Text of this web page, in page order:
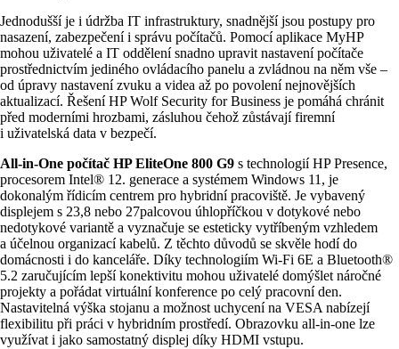
Jednodušší je i údržba IT infrastruktury, snadnější jsou postupy pro
nasazení, zabezpečení i správu počítačů. Pomocí aplikace MyHP
mohou uživatelé a IT oddělení snadno upravit nastavení počítače
prostřednictvím jediného ovládacího panelu a zvládnou na něm vše –
od úpravy nastavení zvuku a videa až po povolení nejnovějších
aktualizací. Řešení HP Wolf Security for Business je pomáhá chránit
před moderními hrozbami, zásluhou čehož zůstávají firemní
i uživatelská data v bezpečí.
All-in-One počítač HP EliteOne 800 G9 s technologií HP Presence,
procesorem Intel® 12. generace a systémem Windows 11, je
dokonalým řídicím centrem pro hybridní pracoviště. Je vybavený
displejem s 23,8 nebo 27palcovou úhlopříčkou v dotykové nebo
nedotykové variantě a vyznačuje se esteticky vytříbeným vzhledem
a účelnou organizací kabelů. Z těchto důvodů se skvěle hodí do
domácnosti i do kanceláře. Díky technologiím Wi-Fi 6E a Bluetooth®
5.2 zaručujícím lepší konektivitu mohou uživatelé domýšlet náročné
projekty a pořádat virtuální konference po celý pracovní den.
Nastavitelná výška stojanu a možnost uchycení na VESA nabízejí
flexibilitu při práci v hybridním prostředí. Obrazovku all-in-one lze
využívat i jako samostatný displej díky HDMI vstupu.